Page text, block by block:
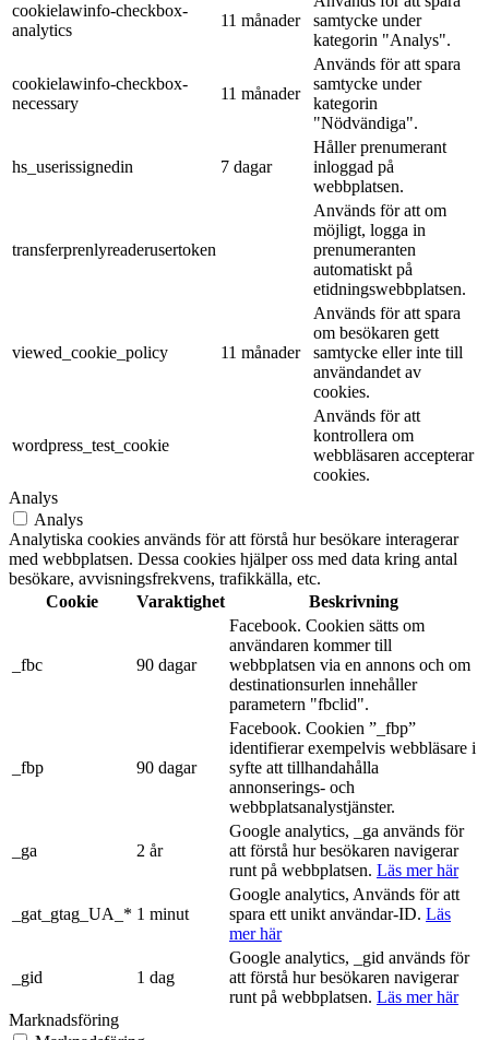
cookielawinfo-checkbox-
analytics
11 månader
samtycke under
kategorin "Analys".
cookielawinfo-checkbox-
necessary
11 månader
Används för att spara
samtycke under
kategorin
"Nödvändiga".
hs_userissignedin 7 dagar
Håller prenumerant
inloggad på
webbplatsen.
transferprenlyreaderusertoken
Används för att om
möjligt, logga in
prenumeranten
automatiskt på
etidningswebbplatsen.
viewed_cookie_policy 11 månader
Används för att spara
om besökaren gett
samtycke eller inte till
användandet av
cookies.
wordpress_test_cookie
Används för att
kontrollera om
webbläsaren accepterar
cookies.
Analys
Analys
Analytiska cookies används för att förstå hur besökare interagerar
med webbplatsen. Dessa cookies hjälper oss med data kring antal
besökare, avvisningsfrekvens, trafikkälla, etc.
Cookie
Varaktighet Beskrivning
_fbc 90 dagar
Facebook. Cookien sätts om
användaren kommer till
webbplatsen via en annons och om
destinationsurlen innehåller
parametern "fbclid".
_fbp 90 dagar
Facebook. Cookien ”_fbp”
identifierar exempelvis webbläsare i
syfte att tillhandahålla
annonserings- och
webbplatsanalystjänster.
_ga 2 år
Google analytics, _ga används för
att förstå hur besökaren navigerar
runt på webbplatsen. Läs mer här
_gat_gtag_UA_* 1 minut
Google analytics, Används för att
spara ett unikt användar-ID. Läs
mer här
_gid 1 dag
Google analytics, _gid används för
att förstå hur besökaren navigerar
runt på webbplatsen. Läs mer här
Marknadsföring